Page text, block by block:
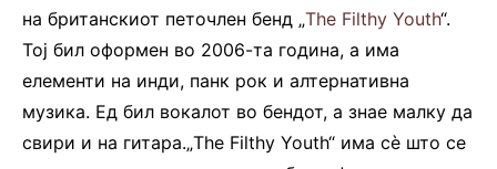
на британскиот петочлен бенд „The Filthy Youth“.
Тој бил оформен во 2006-та година, а има
елементи на инди, панк рок и алтернативна
музика. Ед бил вокалот во бендот, а знае малку да
свири и на гитара.„The Filthy Youth“ има сè што се